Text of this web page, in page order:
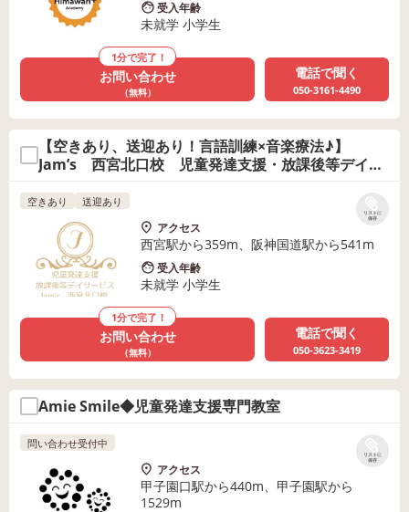
受入年齢
未就学 小学生
1分で完了！
お問い合わせ
（無料）
電話で聞く
050-3161-4490
【空きあり、送迎あり！言語訓練×音楽療法♪】
Jam’s 西宮北口校 児童発達支援・放課後等デイサ
ービス
リストに
保存
空きあり 送迎あり
アクセス
西宮駅から359m、阪神国道駅から541m
受入年齢
未就学 小学生
1分で完了！
お問い合わせ
（無料）
電話で聞く
050-3623-3419
Amie Smile◆児童発達支援専門教室
リストに
保存
問い合わせ受付中
アクセス
甲子園口駅から440m、甲子園駅から
1529m